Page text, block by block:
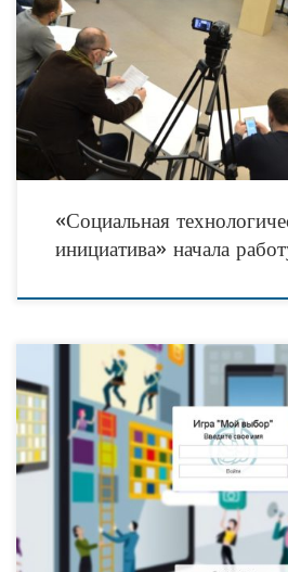
15 октября 2020 года в пространстве
Тюмень» состоялось первое заседание
«Социальная технологическая инициатива».
«Социальная
инициатива» начала
Обучающая браузерная игра «Мой выбор 2.0» —
разработка тюменских игротехников, ведущих
сектора региона и специалистов IT-компаний из